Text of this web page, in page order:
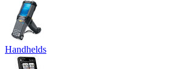
Handhelds